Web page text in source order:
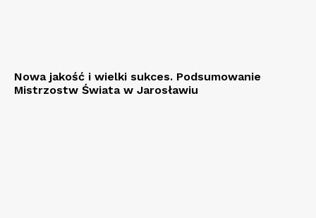
Nowa jakość i wielki sukces. Podsumowanie
Mistrzostw Świata w Jarosławiu